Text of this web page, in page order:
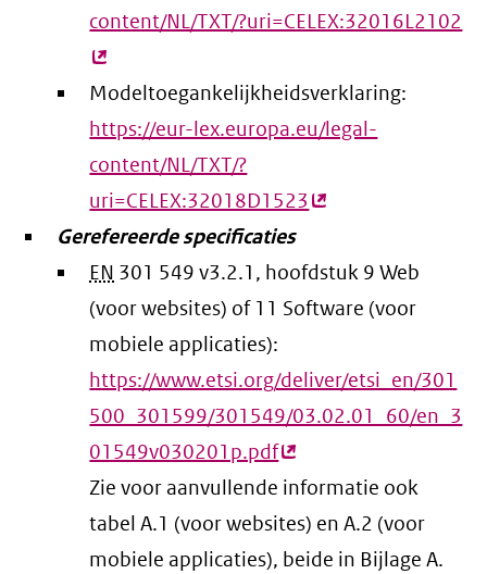
content/NL/TXT/?uri=CELEX:32016L2102
Modeltoegankelijkheidsverklaring:
https://eur-lex.europa.eu/legal-
content/NL/TXT/?
uri=CELEX:32018D1523 (externe
Gerefereerde specificaties
EN 301 549 v3.2.1, hoofdstuk 9 Web
(voor websites) of 11 Software (voor
mobiele applicaties):
https://www.etsi.org/deliver/etsi_en/301
500_301599/301549/03.02.01_60/en_3
01549v030201p.pdf(externe
link)
Zie voor aanvullende informatie ook
tabel A.1 (voor websites) en A.2 (voor
mobiele applicaties), beide in Bijlage A.